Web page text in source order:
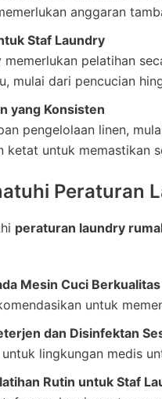
anggaran
Staf Laundry
memerlukan pelatihan
mulai dari pencucian
yang Konsisten
pengelolaan linen,
ketat untuk memastikan
Peraturan
peraturan laundry
Mesin Cuci
untuk
dan Disinfektan
lingkungan medis
Rutin untuk Staf